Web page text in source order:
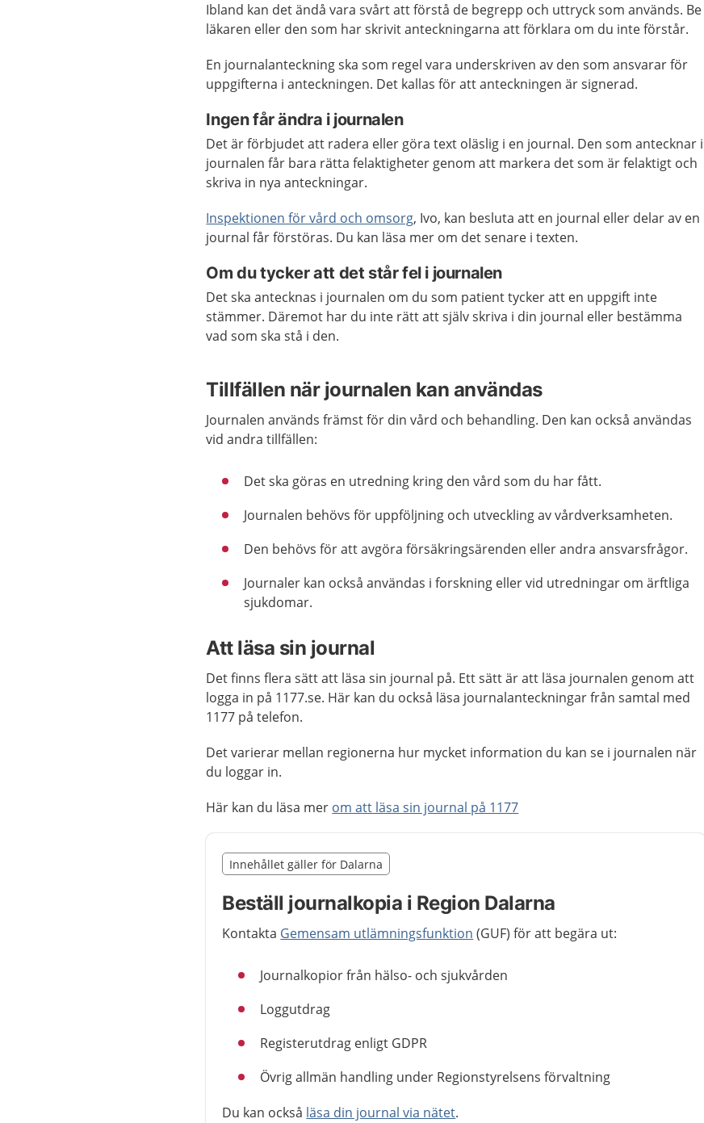
Ibland kan det ändå vara svårt att förstå de begrepp och uttryck som används. Be
läkaren eller den som har skrivit anteckningarna att förklara om du inte förstår.
En journalanteckning ska som regel vara underskriven av den som ansvarar för
uppgifterna i anteckningen. Det kallas för att anteckningen är signerad.
Ingen får ändra i journalen
Det är förbjudet att radera eller göra text oläslig i en journal. Den som antecknar i
journalen får bara rätta felaktigheter genom att markera det som är felaktigt och
skriva in nya anteckningar.
Inspektionen för vård och omsorg, Ivo, kan besluta att en journal eller delar av en
journal får förstöras. Du kan läsa mer om det senare i texten.
Om du tycker att det står fel i journalen
Det ska antecknas i journalen om du som patient tycker att en uppgift inte
stämmer. Däremot har du inte rätt att själv skriva i din journal eller bestämma
vad som ska stå i den.
Tillfällen när journalen kan användas
Journalen används främst för din vård och behandling. Den kan också användas
vid andra tillfällen:
Det ska göras en utredning kring den vård som du har fått.
Journalen behövs för uppföljning och utveckling av vårdverksamheten.
Den behövs för att avgöra försäkringsärenden eller andra ansvarsfrågor.
Journaler kan också användas i forskning eller vid utredningar om ärftliga
sjukdomar.
Att läsa sin journal
Det finns flera sätt att läsa sin journal på. Ett sätt är att läsa journalen genom att
logga in på 1177.se. Här kan du också läsa journalanteckningar från samtal med
1177 på telefon.
Det varierar mellan regionerna hur mycket information du kan se i journalen när
du loggar in.
Här kan du läsa mer om att läsa sin journal på 1177
Nedan innehåll gäller region Dalarna
Innehållet gäller för Dalarna
Beställ journalkopia i Region Dalarna
Kontakta Gemensam utlämningsfunktion (GUF) för att begära ut:
Journalkopior från hälso- och sjukvården
Loggutdrag
Registerutdrag enligt GDPR
Övrig allmän handling under Regionstyrelsens förvaltning
Du kan också läsa din journal via nätet.
Slut på det regionala tillägget från region Dalarna